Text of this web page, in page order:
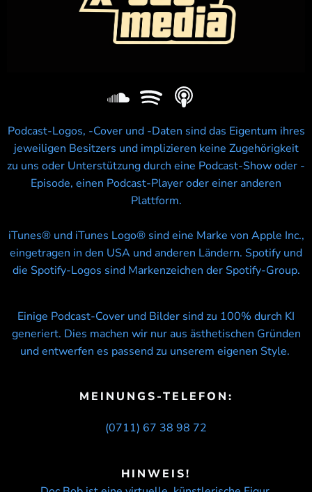
Podcast-Logos, -Cover und -Daten sind das Eigentum ihres
jeweiligen Besitzers und implizieren keine Zugehörigkeit
zu uns oder Unterstützung durch eine Podcast-Show oder -
Episode, einen Podcast-Player oder einer anderen
Plattform.
iTunes® und iTunes Logo® sind eine Marke von Apple Inc.,
eingetragen in den USA und anderen Ländern. Spotify und
die Spotify-Logos sind Markenzeichen der Spotify-Group.
Einige Podcast-Cover und Bilder sind zu 100% durch KI
generiert. Dies machen wir nur aus ästhetischen Gründen
und entwerfen es passend zu unserem eigenen Style.
MEINUNGS-TELEFON:
(0711) 67 38 98 72
HINWEIS!